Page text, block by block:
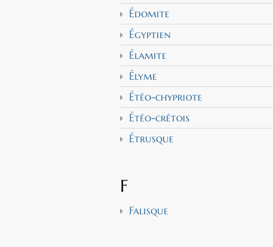
Édomite
Égyptien
Élamite
Élyme
Étéo-chypriote
Étéo-crétois
Étrusque
F
Falisque